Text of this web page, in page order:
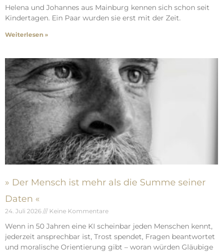
Helena und Johannes aus Mainburg kennen sich schon seit
Kindertagen. Ein Paar wurden sie erst mit der Zeit.
Weiterlesen »
» Der Mensch ist mehr als die Summe seiner
Daten «
24. Juli 2026 Keine Kommentare
Wenn in 50 Jahren eine KI scheinbar jeden Menschen kennt,
jederzeit ansprechbar ist, Trost spendet, Fragen beantwortet
und moralische Orientierung gibt – woran würden Gläubige